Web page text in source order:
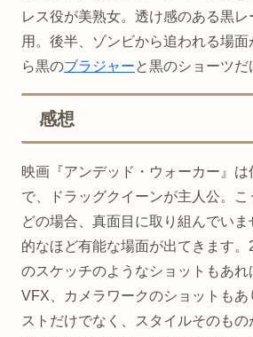
レス役が美熟女。透け感のある黒
用。後半、ゾンビから追われる場
ら黒のブラジャーと黒のショーツだ
感想
映画『アンデッド・ウォーカー』
で、ドラッグクイーンが主人公。
どの場合、真面目に取り組んでい
的なほど有能な場面が出てきます
のスケッチのようなショットもあれ
VFX、カメラワークのショットもあ
ストだけでなく、スタイルそのも